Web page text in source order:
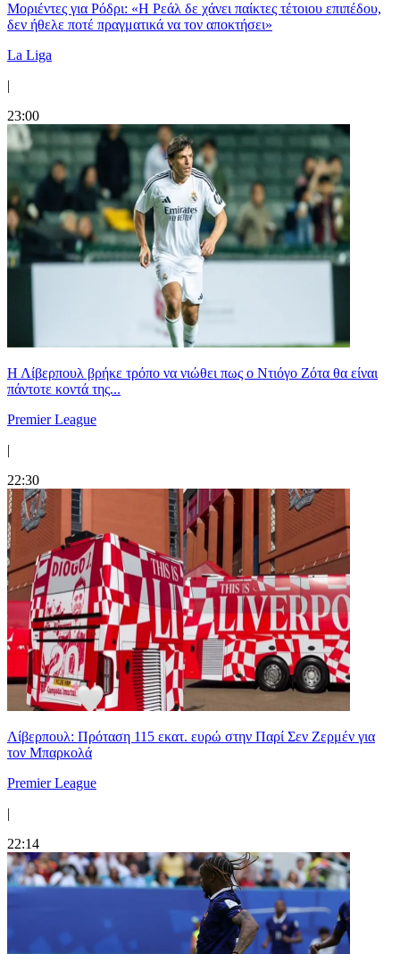
Μοριέντες για Ρόδρι: «Η Ρεάλ δε χάνει παίκτες τέτοιου επιπέδου,
δεν ήθελε ποτέ πραγματικά να τον αποκτήσει»
La Liga
|
23:00
Η Λίβερπουλ βρήκε τρόπο να νιώθει πως ο Ντιόγο Ζότα θα είναι
πάντοτε κοντά της...
Premier League
|
22:30
Λίβερπουλ: Πρόταση 115 εκατ. ευρώ στην Παρί Σεν Ζερμέν για
τον Μπαρκολά
Premier League
|
22:14